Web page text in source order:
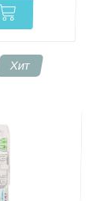
Хит